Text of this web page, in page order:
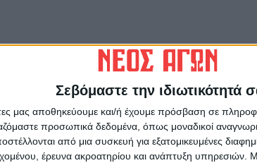
Σεβόμαστε την ιδιωτικότητά
μας αποθηκεύουμε και/ή έχουμε πρόσβαση σε
προσωπικά δεδομένα, όπως μοναδικοί
από μια συσκευή για εξατομικευμένες
έρευνα ακροατηρίου και ανάπτυξη υπηρεσιών.
ΝΕΟΣ ΑΓΩΝ στο Google News!
της Καρδίτσας και ευρύτερα της Θεσσαλίας
ΕΠΟΜΕΝΟ